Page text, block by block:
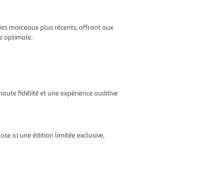
morceaux plus récents, offrant aux
optimale.
fidélité et une expérience auditive
ici une édition limitée exclusive,